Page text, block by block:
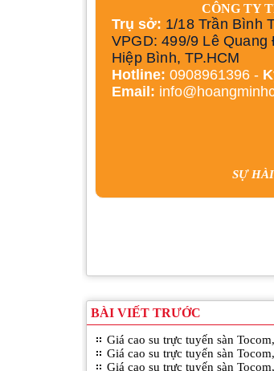
CÔNG TY
Trụ sở: 1/18 Trần Bình
VPGD: 499/9 Lê
Hiệp Bình, TP.HCM
Hotline: 0908961396 -
Email:
SỰ
BÀI VIẾT TRƯỚC
Giá cao su trực tuyến sàn
Giá cao su trực tuyến sàn
Giá cao su trực tuyến sàn